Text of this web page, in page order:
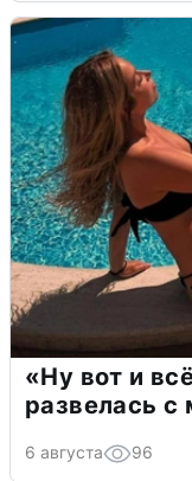
«Ну вот и
развелась
6 августа 96